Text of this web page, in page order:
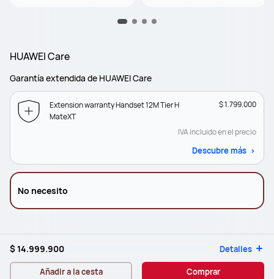
HUAWEI Care
Garantía extendida de HUAWEI Care
Extension warranty Handset 12M Tier H
MateXT
$ 1.799.000
IVA incluido en el precio
Descubre más
No necesito
$ 14.999.900 Detalles
Añadir a la cesta Comprar